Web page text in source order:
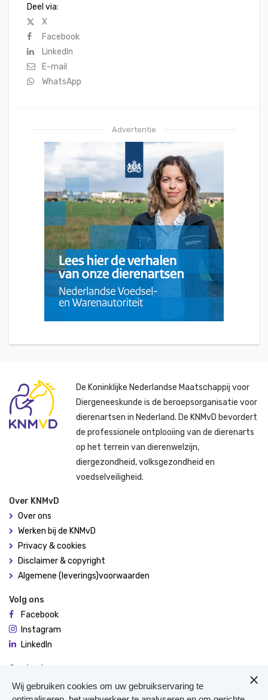
Deel via:
X
Facebook
LinkedIn
E-mail
WhatsApp
Advertentie
De Koninklijke Nederlandse Maatschappij voor
Diergeneeskunde is de beroepsorganisatie voor
dierenartsen in Nederland. De KNMvD bevordert
de professionele ontplooiing van de dierenarts
op het terrein van dierenwelzijn,
diergezondheid, volksgezondheid en
voedselveiligheid.
Over KNMvD
Over ons
Werken bij de KNMvD
Privacy & cookies
Disclaimer & copyright
Algemene (leverings)voorwaarden
Volg ons
Facebook
Instagram
LinkedIn
Contact
De Molen 94
Wij gebruiken cookies om uw gebruikservaring te